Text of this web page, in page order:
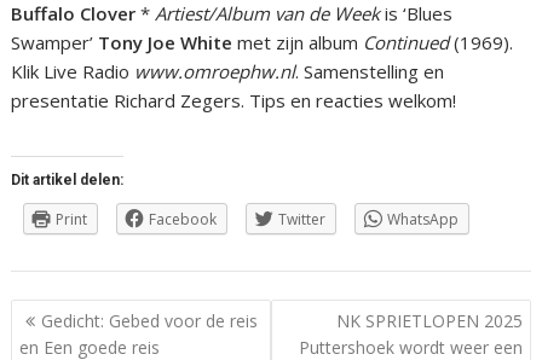
Buffalo Clover*Artiest/Album van de Weekis ‘Blues
Swamper’ Tony Joe White met zijn album Continued(1969).
Klik Live Radio www.omroephw.nl. Samenstelling en
presentatie Richard Zegers. Tips en reacties welkom!
Dit artikel delen:
Print Facebook Twitter WhatsApp
Berichtnavigatie
Gedicht: Gebed voor de reis
en Een goede reis
NK SPRIETLOPEN 2025
Puttershoek wordt weer een